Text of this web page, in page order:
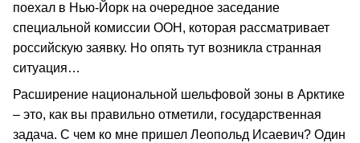
поехал в Нью-Йорк на очередное заседание
специальной комиссии ООН, которая рассматривает
российскую заявку. Но опять тут возникла странная
ситуация…
Расширение национальной шельфовой зоны в Арктике
– это, как вы правильно отметили, государственная
задача. С чем ко мне пришел Леопольд Исаевич? Один